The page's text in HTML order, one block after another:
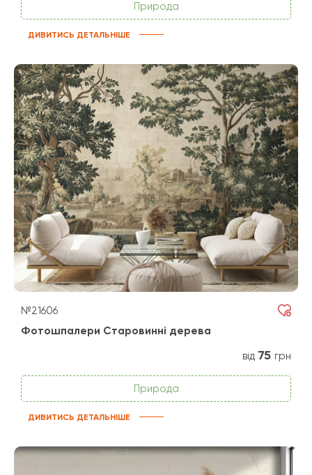
Природа
ДИВИТИСЬ ДЕТАЛЬНІШЕ
№21606
Фотошпалери Старовинні дерева
від 75 грн
Природа
ДИВИТИСЬ ДЕТАЛЬНІШЕ